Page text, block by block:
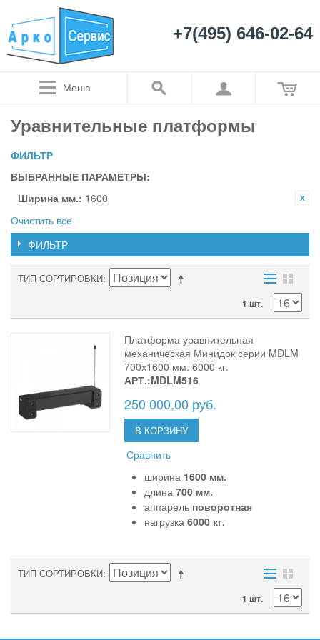
+7(495) 646-02-64
Меню
Уравнительные платформы
ФИЛЬТР
ВЫБРАННЫЕ ПАРАМЕТРЫ:
Ширина мм.: 1600
Очистить все
ФИЛЬТР
ТИП СОРТИРОВКИ
1 шт.
Платформа уравнительная
механическая Минидок серии MDLM
700х1600 мм. 6000 кг.
АРТ.:MDLM516
250 000,00 руб.
В КОРЗИНУ
Сравнить
ширина 1600 мм.
длина700 мм.
аппарель поворотная
нагрузка6000 кг.
ТИП СОРТИРОВКИ
1 шт.